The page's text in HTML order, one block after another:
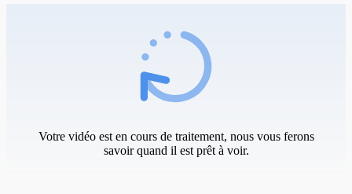
Votre vidéo est en cours de traitement, nous vous ferons
savoir quand il est prêt à voir.